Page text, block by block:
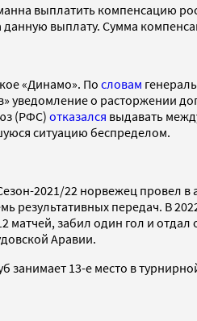
выплатить компенсацию
выплату. Сумма
«Динамо». По словам
о расторжении
(РФС) отказался выдавать
ситуацию беспределом.
2021/22 норвежец
передач. В
забил один гол и
Аравии.
13-е место в